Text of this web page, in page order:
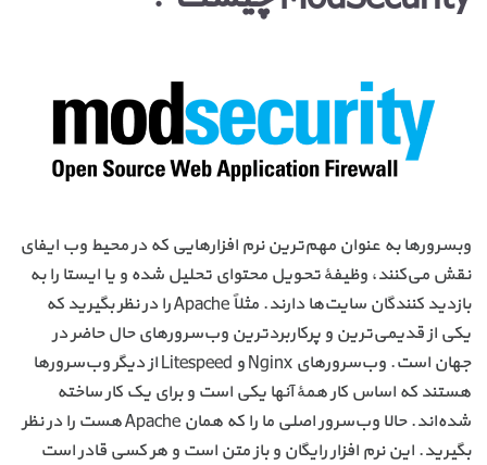
وبسرورها به عنوان مهم‌ترین نرم افزارهایی که در محیط وب ایفای
نقش می‌کنند، وظیفهٔ تحویل محتوای تحلیل شده و یا ایستا را به
بازدید کنندگان سایت‌ها دارند. مثلاً Apache را در نظر بگیرید که
یکی از قدیمی‌ترین و پرکاربردترین وب‌سرورهای حال حاضر در
جهان است. وب‌سرورهای Nginx و Litespeed از دیگر وب‌سرورها
هستند که اساس کار همهٔ آنها یکی است و برای یک کار ساخته
شده‌اند. حالا وب‌سرور اصلی ما را که همان Apache هست را در نظر
بگیرید. این نرم افزار رایگان و باز متن است و هر کسی قادر است